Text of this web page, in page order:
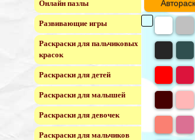
Онлайн пазлы
Развивающие игры
Раскраски для пальчиковых
красок
Раскраски для детей
Раскраски для малышей
Раскраски для девочек
Раскраски для мальчиков